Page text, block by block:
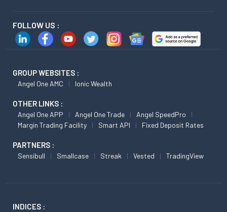
FOLLOW US :
GROUP WEBSITES :
Angel One AMC Ionic Wealth
OTHER LINKS :
Angel One APP Angel One Trade
Angel SpeedPro
Margin Trading Facility
Smart API Fixed Deposit Rates
PARTNERS :
Sensibull Smallcase Streak Vested TradingView
INDICES :